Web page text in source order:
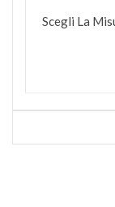
Scegli La